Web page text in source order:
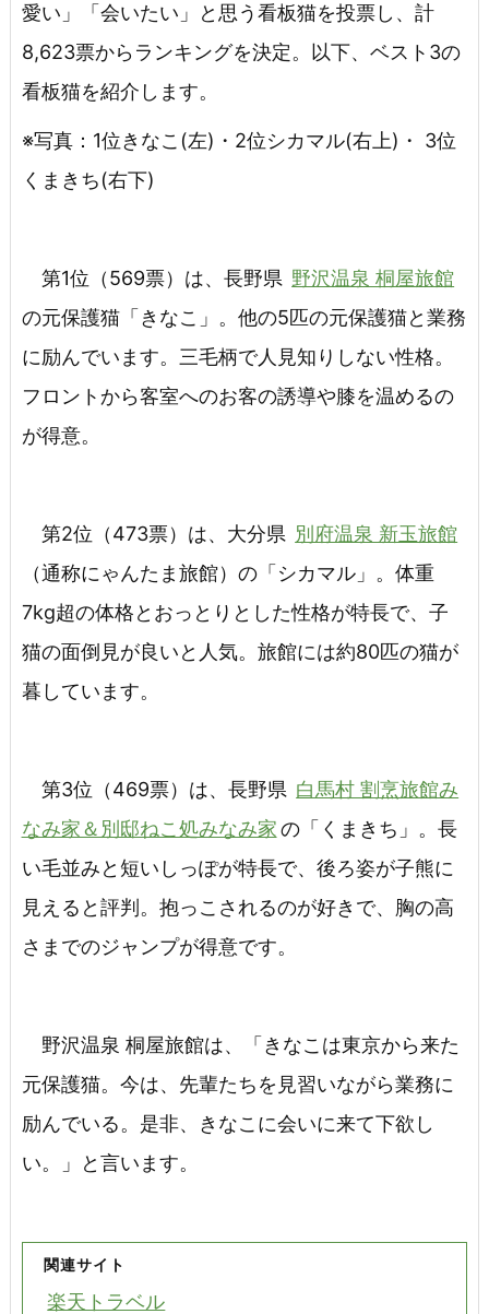
愛い」「会いたい」と思う看板猫を投票し、計
8,623票からランキングを決定。以下、ベスト3の
看板猫を紹介します。
※写真：1位きなこ(左)・2位シカマル(右上)・ 3位
くまきち(右下)
第1位（569票）は、長野県 野沢温泉 桐屋旅館
の元保護猫「きなこ」。他の5匹の元保護猫と業務
に励んでいます。三毛柄で人見知りしない性格。
フロントから客室へのお客の誘導や膝を温めるの
が得意。
第2位（473票）は、大分県 別府温泉 新玉旅館
（通称にゃんたま旅館）の「シカマル」。体重
7kg超の体格とおっとりとした性格が特長で、子
猫の面倒見が良いと人気。旅館には約80匹の猫が
暮しています。
第3位（469票）は、長野県 白馬村 割烹旅館み
なみ家＆別邸ねこ処みなみ家の「くまきち」。長
い毛並みと短いしっぽが特長で、後ろ姿が子熊に
見えると評判。抱っこされるのが好きで、胸の高
さまでのジャンプが得意です。
野沢温泉 桐屋旅館は、「きなこは東京から来た
元保護猫。今は、先輩たちを見習いながら業務に
励んでいる。是非、きなこに会いに来て下欲し
い。」と言います。
関連サイト
楽天トラベル